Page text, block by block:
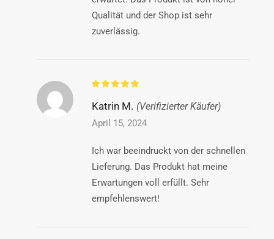
Qualität und der Shop ist sehr
zuverlässig.
Katrin M. (Verifizierter Käufer)
April 15, 2024
Ich war beeindruckt von der schnellen
Lieferung. Das Produkt hat meine
Erwartungen voll erfüllt. Sehr
empfehlenswert!